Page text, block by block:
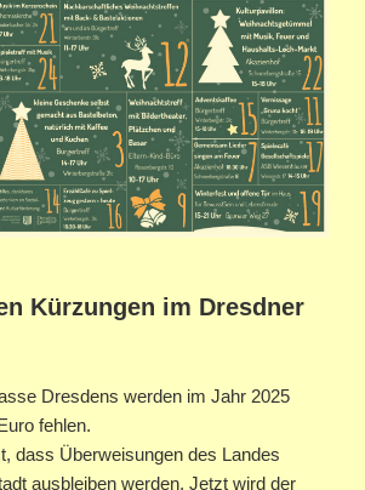
Kürzungen im Dresdner
Dresdens werden im Jahr 2025
fehlen.
dass Überweisungen des Landes
ausbleiben werden. Jetzt wird der